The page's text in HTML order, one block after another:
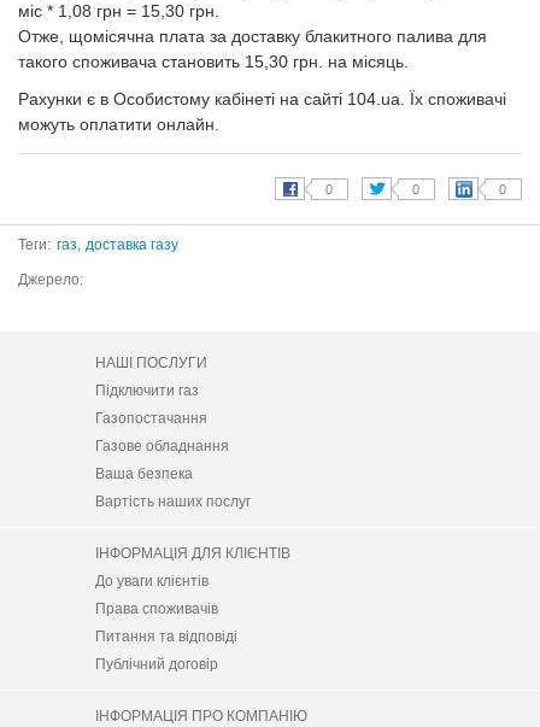
міс * 1,08 грн = 15,30 грн.
Отже, щомісячна плата за доставку блакитного палива для
такого споживача становить 15,30 грн. на місяць.
Рахунки є в Особистому кабінеті на сайті 104.ua. Їх споживачі
можуть оплатити онлайн.
Теги: газ, доставка газу
Джерело:
НАШІ ПОСЛУГИ
Підключити газ
Газопостачання
Газове обладнання
Ваша безпека
Вартість наших послуг
ІНФОРМАЦІЯ ДЛЯ КЛІЄНТІВ
До уваги клієнтів
Права споживачів
Питання та відповіді
Публічний договір
ІНФОРМАЦІЯ ПРО КОМПАНІЮ